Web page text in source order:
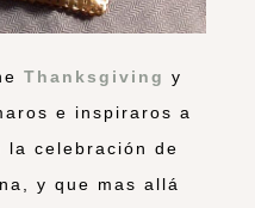
Thanksgiving y
e inspiraros a
celebración de
y que mas allá